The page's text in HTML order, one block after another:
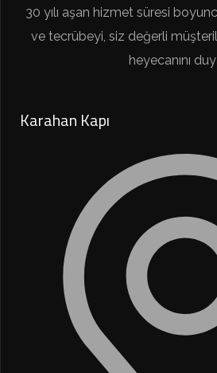
30 yılı aşan hizmet süresi
ve tecrübeyi, siz değerli
heyecanını
Karahan Kapı